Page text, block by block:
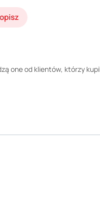
one od klientów, którzy